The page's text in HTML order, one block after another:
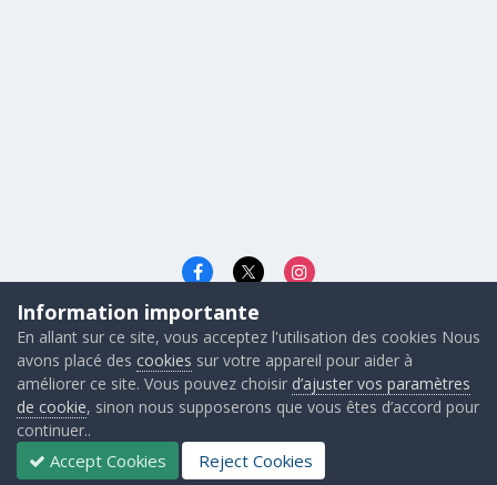
Langue
© 2026 - Gunners FRANCE
Powered by Invision Community
Information importante
En allant sur ce site, vous acceptez l'utilisation des cookies Nous
avons placé des cookies sur votre appareil pour aider à
améliorer ce site. Vous pouvez choisir d’ajuster vos paramètres
de cookie, sinon nous supposerons que vous êtes d’accord pour
continuer..
Accept Cookies Reject Cookies